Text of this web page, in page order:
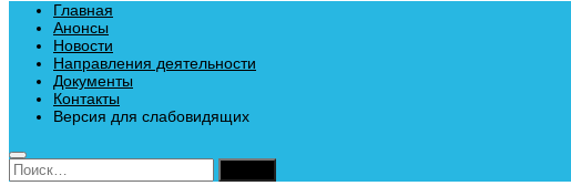
Главная
Анонсы
Новости
Направления деятельности
Документы
Контакты
Версия для слабовидящих
Найти: